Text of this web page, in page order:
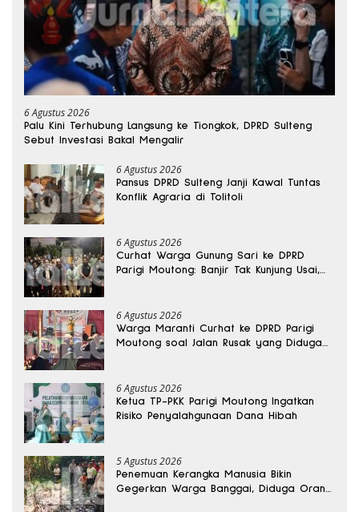
6 Agustus 2026
Palu Kini Terhubung Langsung ke Tiongkok, DPRD Sulteng
Sebut Investasi Bakal Mengalir
6 Agustus 2026
Pansus DPRD Sulteng Janji Kawal Tuntas
Konflik Agraria di Tolitoli
6 Agustus 2026
Curhat Warga Gunung Sari ke DPRD
Parigi Moutong: Banjir Tak Kunjung Usai,
6 Agustus 2026
Warga Maranti Curhat ke DPRD Parigi
Moutong soal Jalan Rusak yang Diduga
6 Agustus 2026
Ketua TP-PKK Parigi Moutong Ingatkan
Risiko Penyalahgunaan Dana Hibah
5 Agustus 2026
Penemuan Kerangka Manusia Bikin
Gegerkan Warga Banggai, Diduga Orang